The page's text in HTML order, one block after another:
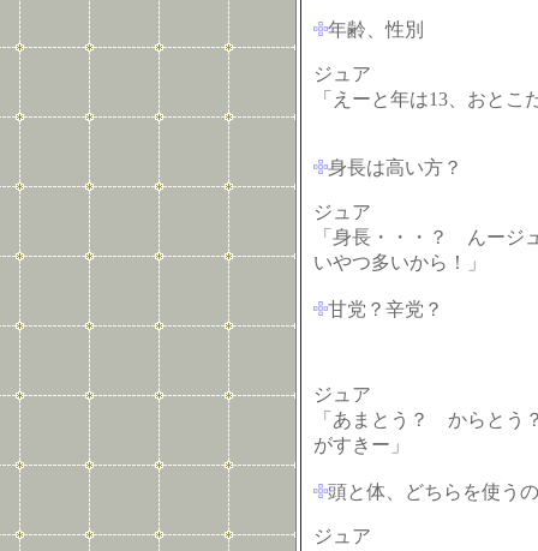
年齢、性別
ジュア
「えーと年は13、おとこ
身長は高い方？
ジュア
「身長・・・？ んージ
いやつ多いから！」
甘党？辛党？
ジュア
「あまとう？ からとう
がすきー」
頭と体、どちらを使う
ジュア